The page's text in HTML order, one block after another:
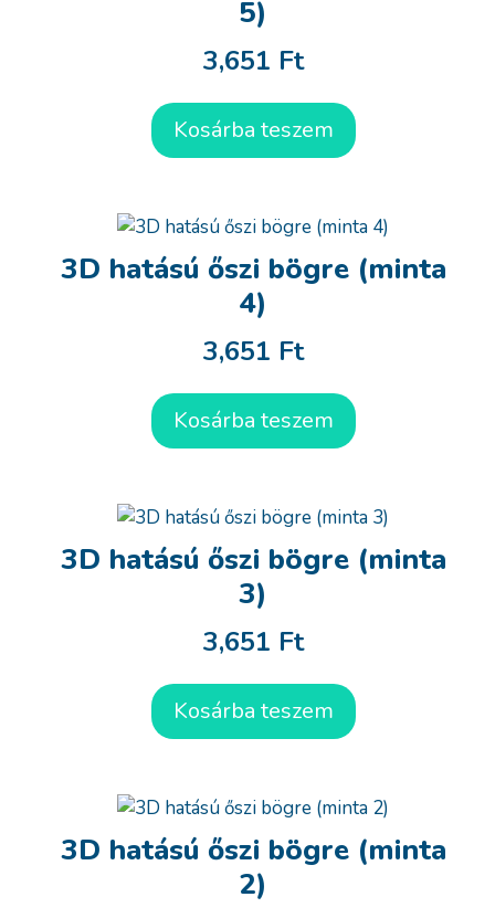
5)
3,651 Ft
Kosárba teszem
3D hatású őszi bögre (minta
4)
3,651 Ft
Kosárba teszem
3D hatású őszi bögre (minta
3)
3,651 Ft
Kosárba teszem
3D hatású őszi bögre (minta
2)